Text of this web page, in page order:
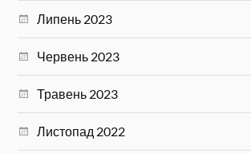
Липень 2023
Червень 2023
Травень 2023
Листопад 2022